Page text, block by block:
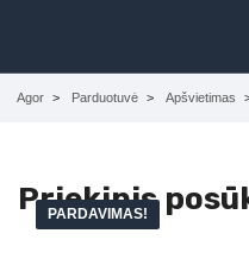
Agor Parduotuvė Apšvietimas
Priekinis
PARDAVIMAS!